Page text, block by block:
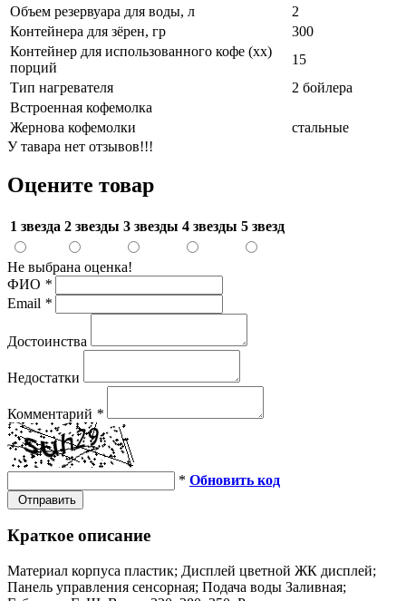
Объем резервуара для воды, л
2
Контейнера для зёрен, гр
300
Контейнер для использованного кофе (хх)
порций
15
Тип нагревателя
2 бойлера
Встроенная кофемолка
Жернова кофемолки
стальные
У тавара нет отзывов!!!
Оцените товар
1 звезда 2 звезды 3 звезды 4 звезды 5 звезд
Не выбрана оценка!
ФИО *
Email *
Достоинства
Недостатки
Комментарий *
* Обновить код
Отправить
Краткое описание
Материал корпуса пластик; Дисплей цветной ЖК дисплей;
Панель управления сенсорная; Подача воды Заливная;